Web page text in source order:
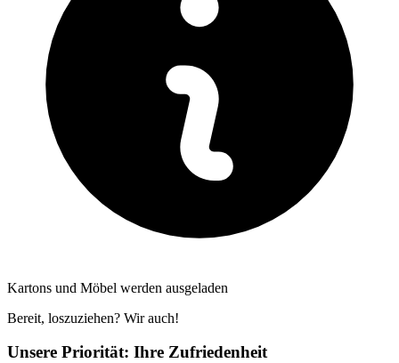
Kartons und Möbel werden ausgeladen
Bereit, loszuziehen? Wir auch!
Unsere Priorität: Ihre Zufriedenheit